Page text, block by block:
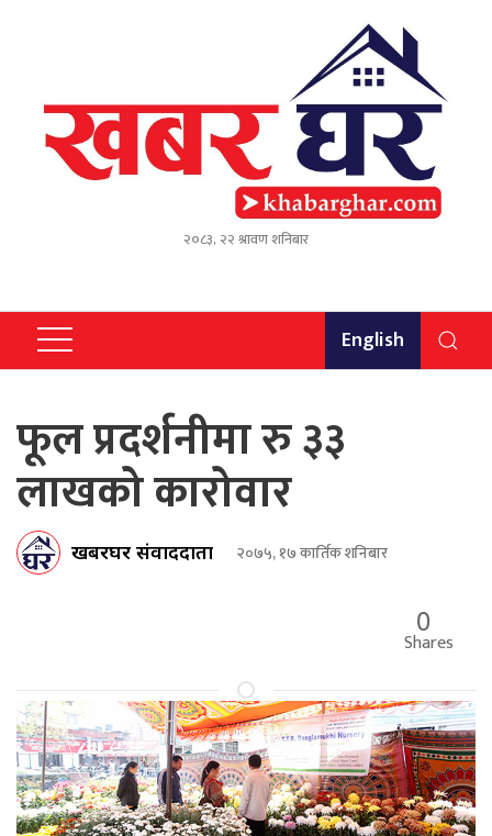
२०८३, २२ श्रावण शनिबार
English
फूल प्रदर्शनीमा रु ३३
लाखको कारोवार
खबरघर संवाददाता २०७५, १७ कार्तिक शनिबार
0
Shares